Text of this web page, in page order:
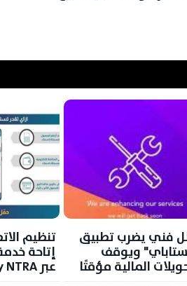
فني يضرب تطبيق
ويوقف
المالية مؤقتًا
تنظيم
إتاحة